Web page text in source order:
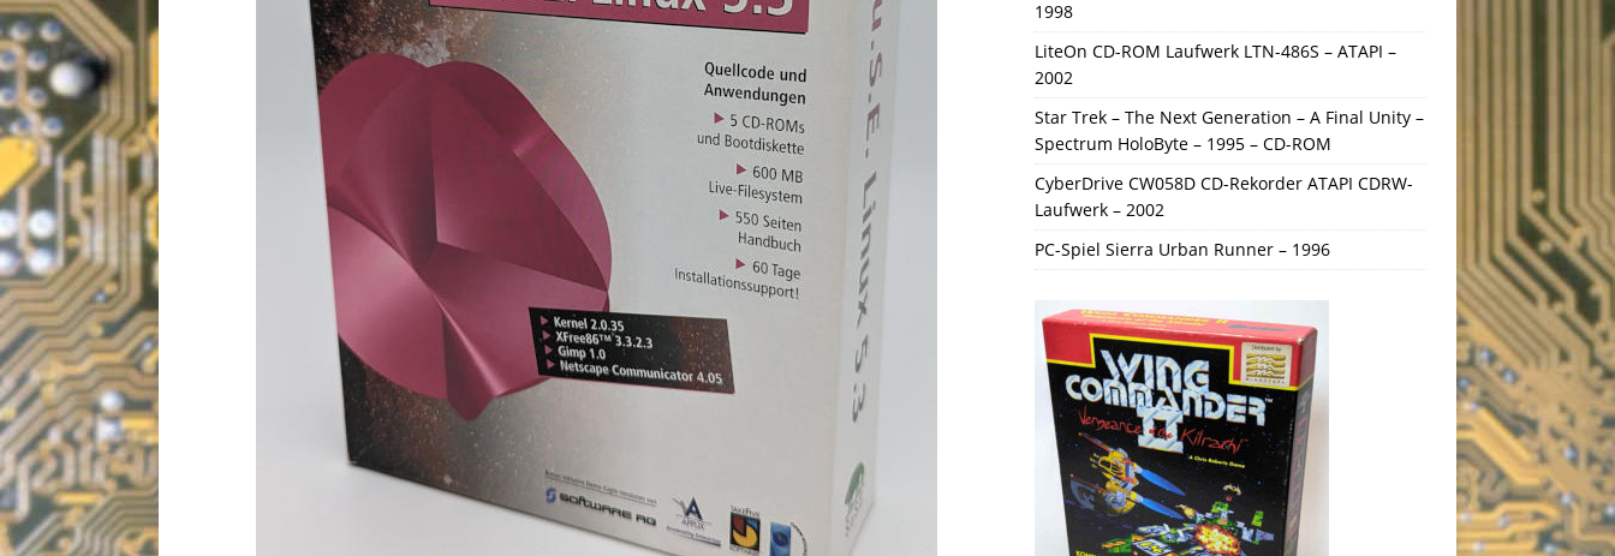
1998
LiteOn CD-ROM Laufwerk LTN-486S – ATAPI –
2002
Star Trek – The Next Generation – A Final Unity –
Spectrum HoloByte – 1995 – CD-ROM
CyberDrive CW058D CD-Rekorder ATAPI CDRW-
Laufwerk – 2002
PC-Spiel Sierra Urban Runner – 1996